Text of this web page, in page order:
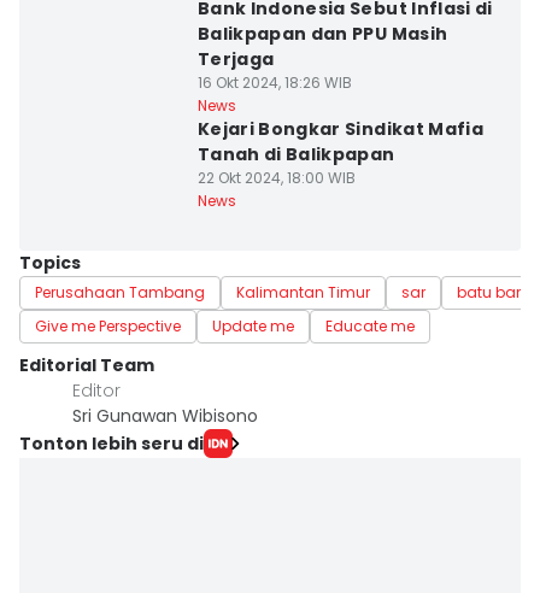
Bank Indonesia Sebut Inflasi di
Balikpapan dan PPU Masih
Terjaga
16 Okt 2024, 18:26 WIB
News
Kejari Bongkar Sindikat Mafia
Tanah di Balikpapan
22 Okt 2024, 18:00 WIB
News
Topics
Perusahaan Tambang Kalimantan Timur sar
batu bara
Give me Perspective
Update me Educate me
Editorial Team
Editor
Sri Gunawan Wibisono
Tonton lebih seru di